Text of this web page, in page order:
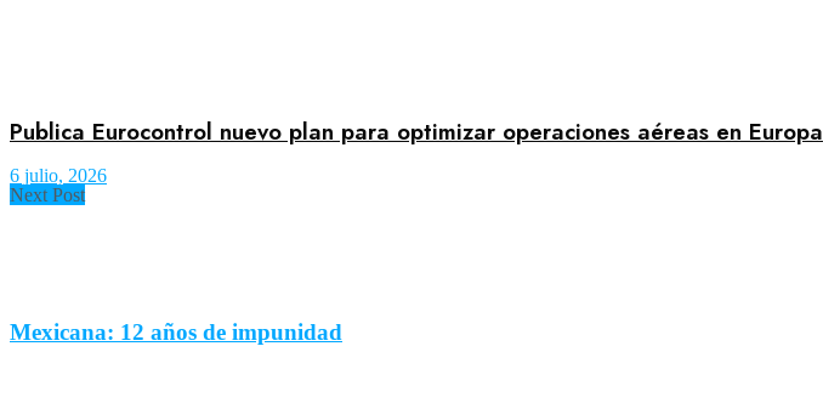
Publica Eurocontrol nuevo plan para optimizar operaciones aéreas en Europa
6 julio, 2026
Next Post
Mexicana: 12 años de impunidad